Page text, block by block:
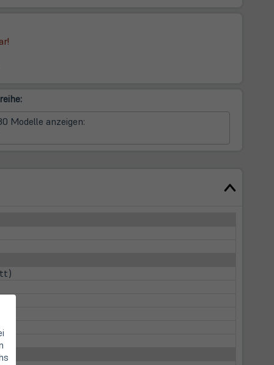
Modelle anzeigen: